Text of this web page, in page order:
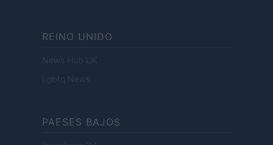
REINO UNIDO
News Hub UK
Lgbtq News
PAESES BAJOS